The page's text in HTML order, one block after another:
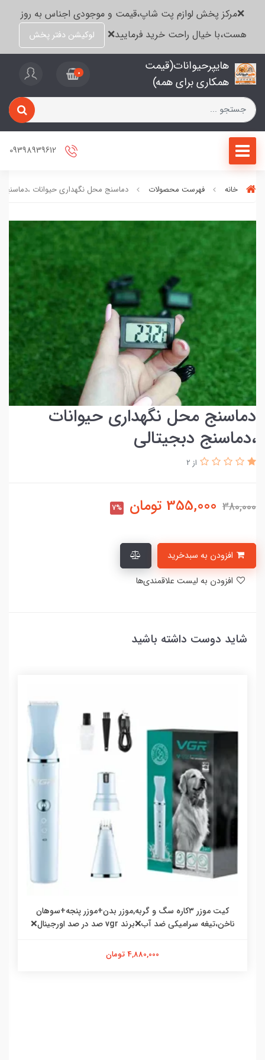
❌مرکز پخش لوازم پت شاپ،قیمت و موجودی اجناس به روز
هست،با خیال راحت خرید فرمایید❌
لوکیشن دفتر پخش
هایپرحیوانات(قیمت
همکاری برای همه)
0
خانه فهرست محصولات دماسنج محل نگهداری حیوانات ،دماسنج
دماسنج محل نگهداری حیوانات
،دماسنج دبجیتالی
از 2
380,000
355,000 تومان 7%
شاید دوست داشته باشید
کیت موزر ۳کاره سگ و گربه,موزر بدن+موزر پنجه+سوهان
ناخن،تیغه سرامیکی ضد آب❌برند vgr صد در صد اورجینال❌
4,880,000 تومان